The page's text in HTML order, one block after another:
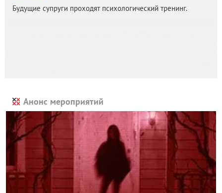
Будущие супруги проходят психологический тренинг.
Анонс мероприятий